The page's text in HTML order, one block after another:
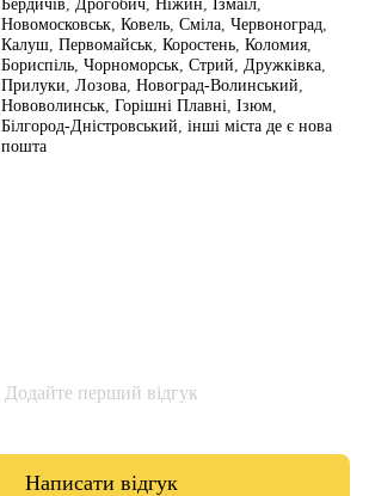
Бердичів, Дрогобич, Ніжин, Ізмаїл,
Новомосковськ, Ковель, Сміла, Червоноград,
Калуш, Первомайськ, Коростень, Коломия,
Бориспіль, Чорноморськ, Стрий, Дружківка,
Прилуки, Лозова, Новоград-Волинський,
Нововолинськ, Горішні Плавні, Ізюм,
Білгород-Дністровський, інші міста де є нова
пошта
Додайте перший відгук
Написати відгук